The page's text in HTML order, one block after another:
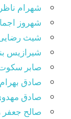
شهرام
شهروز
شیث
شیرازیس
صابر سکوت
صادق بهرام
صادق
صالح جعفر